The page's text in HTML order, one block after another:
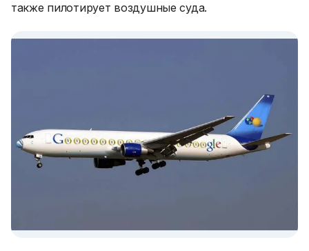
также пилотирует воздушные суда.